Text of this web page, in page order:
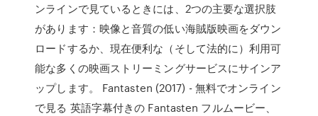
ンラインで見ているときには、2つの主要な選択肢
があります：映像と音質の低い海賊版映画をダウン
ロードするか、現在便利な（そして法的に）利用可
能な多くの映画ストリーミングサービスにサインア
ップします。 Fantasten (2017) - 無料でオンライン
で見る 英語字幕付きの Fantasten フルムービー、